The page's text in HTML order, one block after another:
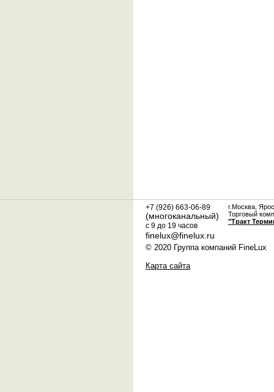
+7 (926) 663-06-89
(многоканальный)
с 9 до 19 часов
finelux@finelux.ru
г.Москва,
Торговый
"Тракт
© 2020 Группа компаний FineLux
Карта сайта